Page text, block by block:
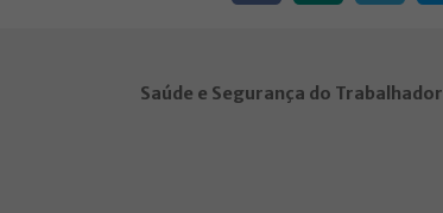
Saúde e Segurança do Trabalhador